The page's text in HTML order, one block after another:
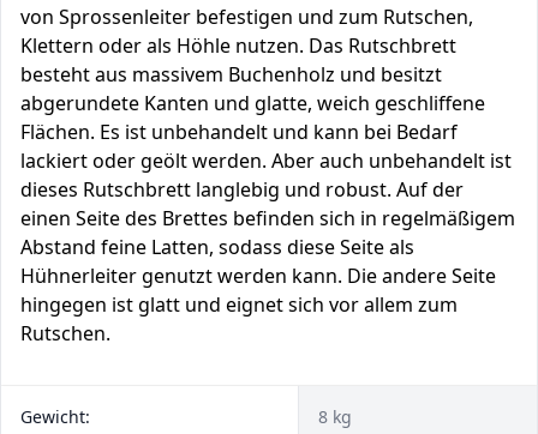
von Sprossenleiter befestigen und zum Rutschen,
Klettern oder als Höhle nutzen. Das Rutschbrett
besteht aus massivem Buchenholz und besitzt
abgerundete Kanten und glatte, weich geschliffene
Flächen. Es ist unbehandelt und kann bei Bedarf
lackiert oder geölt werden. Aber auch unbehandelt ist
dieses Rutschbrett langlebig und robust. Auf der
einen Seite des Brettes befinden sich in regelmäßigem
Abstand feine Latten, sodass diese Seite als
Hühnerleiter genutzt werden kann. Die andere Seite
hingegen ist glatt und eignet sich vor allem zum
Rutschen.
Gewicht: 8 kg